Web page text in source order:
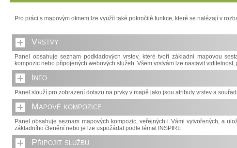
Pro práci s mapovým oknem lze využít také pokročilé funkce, které se nalézají v
Vrstvy
Panel obsahuje seznam podkladových vrstev, které tvoří základní mapovou
kompozic nebo připojených webových služeb. Všem vrstvám lze nastavit
Info
Panel slouží pro zobrazení dotazu na prvky v mapě jako jsou atributy vrstev a
Mapové kompozice
Panel obsahuje seznam mapových kompozic, veřejných i Vámi vytvořených, a
základního členění nebo je lze uspožádat podle témat INSPIRE.
Připojit službu